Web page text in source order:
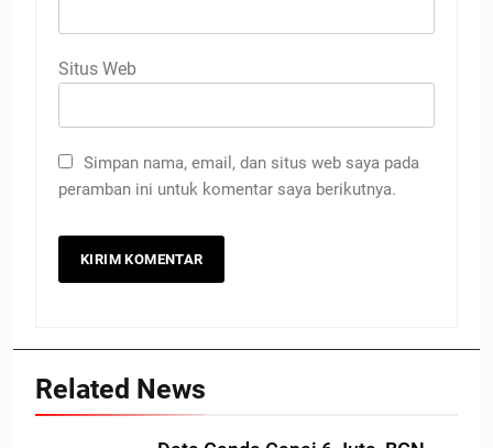
Situs Web
Simpan nama, email, dan situs web saya pada
peramban ini untuk komentar saya berikutnya.
Related News